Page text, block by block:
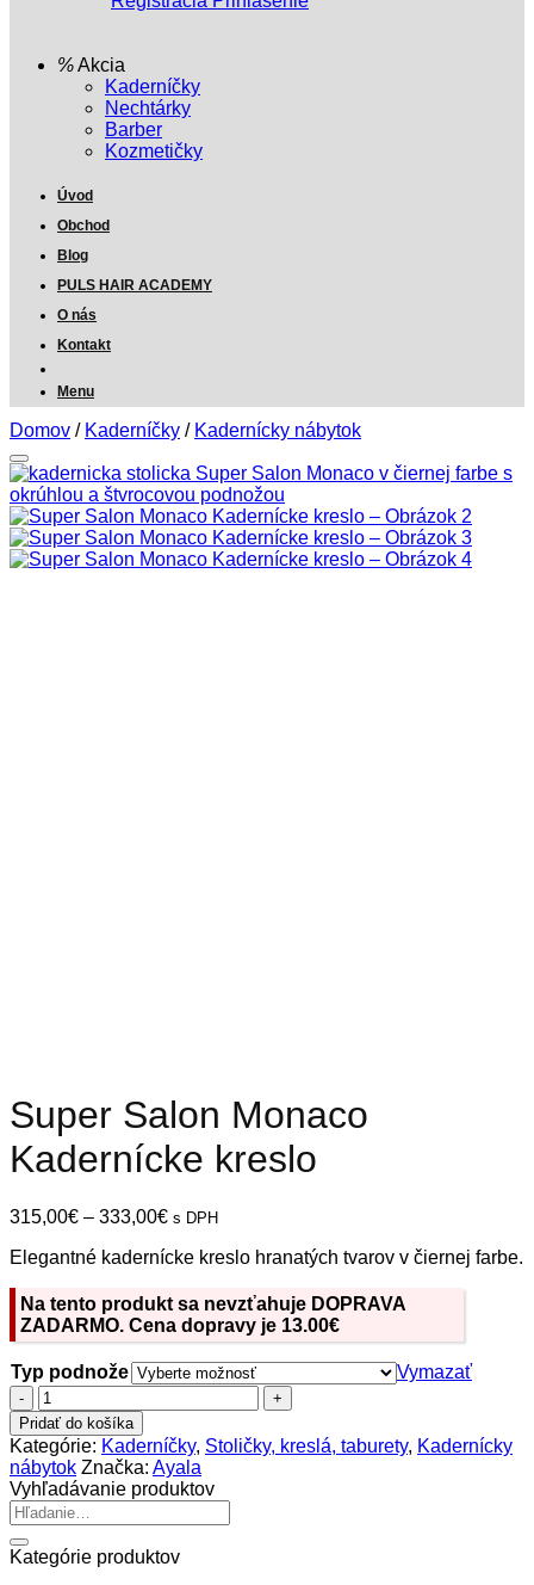
Akcia
Kaderníčky
Nechtárky
Barber
Kozmetičky
Úvod
Obchod
Blog
PULS HAIR ACADEMY
O nás
Kontakt
Menu
Domov / Kaderníčky / Kadernícky nábytok
Super Salon Monaco
Kadernícke kreslo
315,00€ – 333,00€Price
315,00€
333,00€
s DPH
Elegantné kadernícke kreslo hranatých tvarov v čiernej farbe.
Na tento produkt sa nevzťahuje DOPRAVA
ZADARMO. Cena dopravy je 13.00€
Typ podnože
Vymazať
množstvo
Super
Salon
Monaco
Kadernícke
kreslo
Pridať do košíka
Kategórie: Kaderníčky, Stoličky, kreslá, taburety, Kadernícky
nábytok Značka: Ayala
Vyhľadávanie produktov
Hľadať:
Kategórie produktov